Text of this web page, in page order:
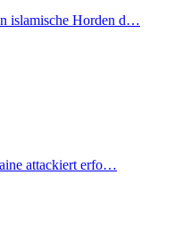
islamische Horden d…
attackiert erfo…